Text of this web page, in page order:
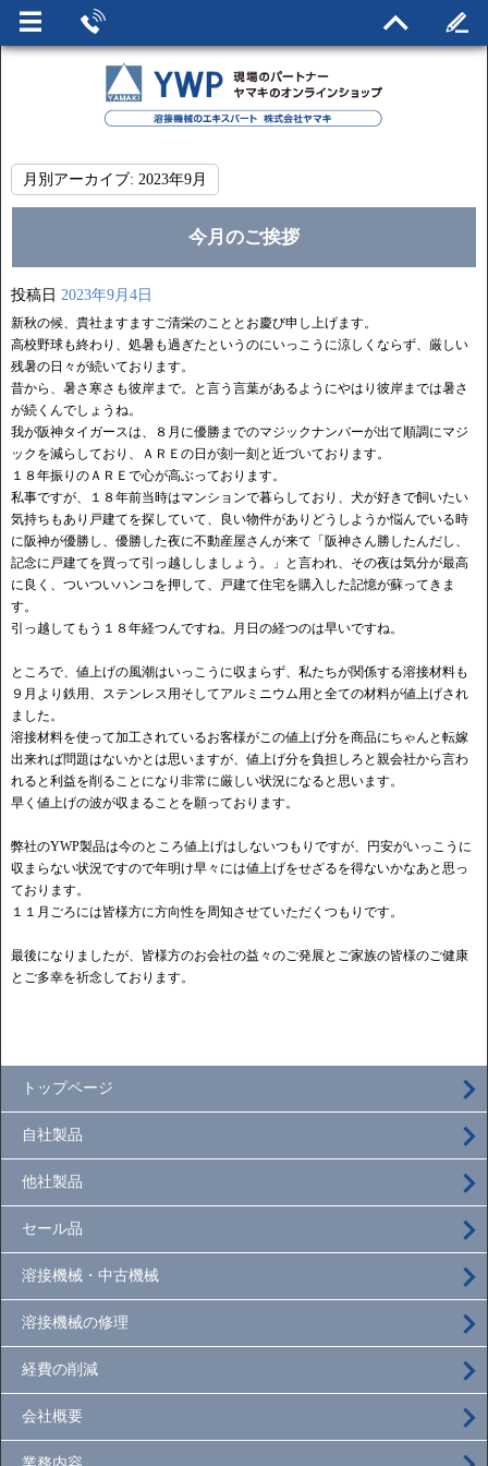
月別アーカイブ: 2023年9月
今月のご挨拶
投稿日 2023年9月4日
新秋の候、貴社ますますご清栄のこととお慶び申し上げます。
高校野球も終わり、処暑も過ぎたというのにいっこうに涼しくならず、厳しい
残暑の日々が続いております。
昔から、暑さ寒さも彼岸まで。と言う言葉があるようにやはり彼岸までは暑さ
が続くんでしょうね。
我が阪神タイガースは、８月に優勝までのマジックナンバーが出て順調にマジ
ックを減らしており、ＡＲＥの日が刻一刻と近づいております。
１８年振りのＡＲＥで心が高ぶっております。
私事ですが、１８年前当時はマンションで暮らしており、犬が好きで飼いたい
気持ちもあり戸建てを探していて、良い物件がありどうしようか悩んでいる時
に阪神が優勝し、優勝した夜に不動産屋さんが来て「阪神さん勝したんだし、
記念に戸建てを買って引っ越ししましょう。」と言われ、その夜は気分が最高
に良く、ついついハンコを押して、戸建て住宅を購入した記憶が蘇ってきま
す。
引っ越してもう１８年経つんですね。月日の経つのは早いですね。
ところで、値上げの風潮はいっこうに収まらず、私たちが関係する溶接材料も
９月より鉄用、ステンレス用そしてアルミニウム用と全ての材料が値上げされ
ました。
溶接材料を使って加工されているお客様がこの値上げ分を商品にちゃんと転嫁
出来れば問題はないかとは思いますが、値上げ分を負担しろと親会社から言わ
れると利益を削ることになり非常に厳しい状況になると思います。
早く値上げの波が収まることを願っております。
弊社のYWP製品は今のところ値上げはしないつもりですが、円安がいっこうに
収まらない状況ですので年明け早々には値上げをせざるを得ないかなあと思っ
ております。
１１月ごろには皆様方に方向性を周知させていただくつもりです。
最後になりましたが、皆様方のお会社の益々のご発展とご家族の皆様のご健康
とご多幸を祈念しております。
トップページ
自社製品
他社製品
セール品
溶接機械・中古機械
溶接機械の修理
経費の削減
会社概要